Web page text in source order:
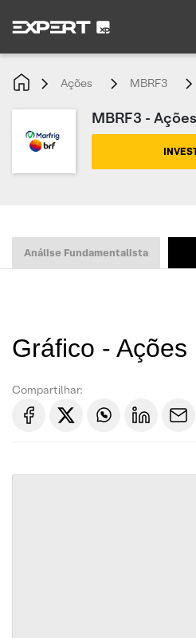
Ações MBRF3
MBRF3 -
Análise Fundamentalista
Gráfico - Ações
Compartilhar: